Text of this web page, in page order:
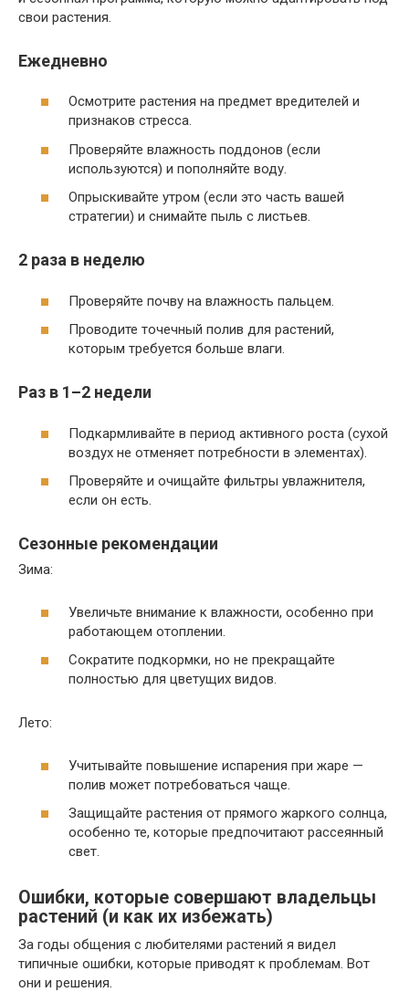
свои растения.
Ежедневно
Осмотрите растения на предмет вредителей и
признаков стресса.
Проверяйте влажность поддонов (если
используются) и пополняйте воду.
Опрыскивайте утром (если это часть вашей
стратегии) и снимайте пыль с листьев.
2 раза в неделю
Проверяйте почву на влажность пальцем.
Проводите точечный полив для растений,
которым требуется больше влаги.
Раз в 1–2 недели
Подкармливайте в период активного роста (сухой
воздух не отменяет потребности в элементах).
Проверяйте и очищайте фильтры увлажнителя,
если он есть.
Сезонные рекомендации
Зима:
Увеличьте внимание к влажности, особенно при
работающем отоплении.
Сократите подкормки, но не прекращайте
полностью для цветущих видов.
Лето:
Учитывайте повышение испарения при жаре —
полив может потребоваться чаще.
Защищайте растения от прямого жаркого солнца,
особенно те, которые предпочитают рассеянный
свет.
Ошибки, которые совершают владельцы
растений (и как их избежать)
За годы общения с любителями растений я видел
типичные ошибки, которые приводят к проблемам. Вот
они и решения.